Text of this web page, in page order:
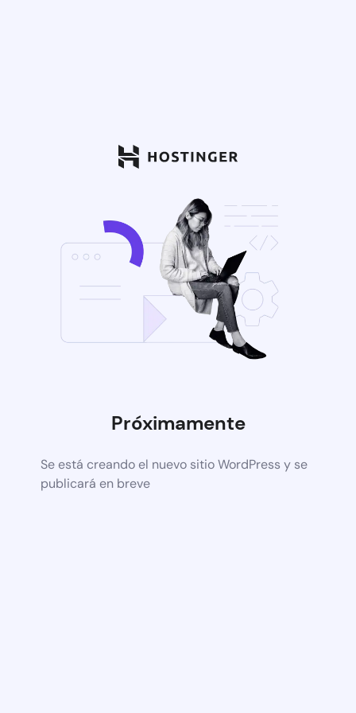
Próximamente
Se está creando el nuevo sitio WordPress y se
publicará en breve